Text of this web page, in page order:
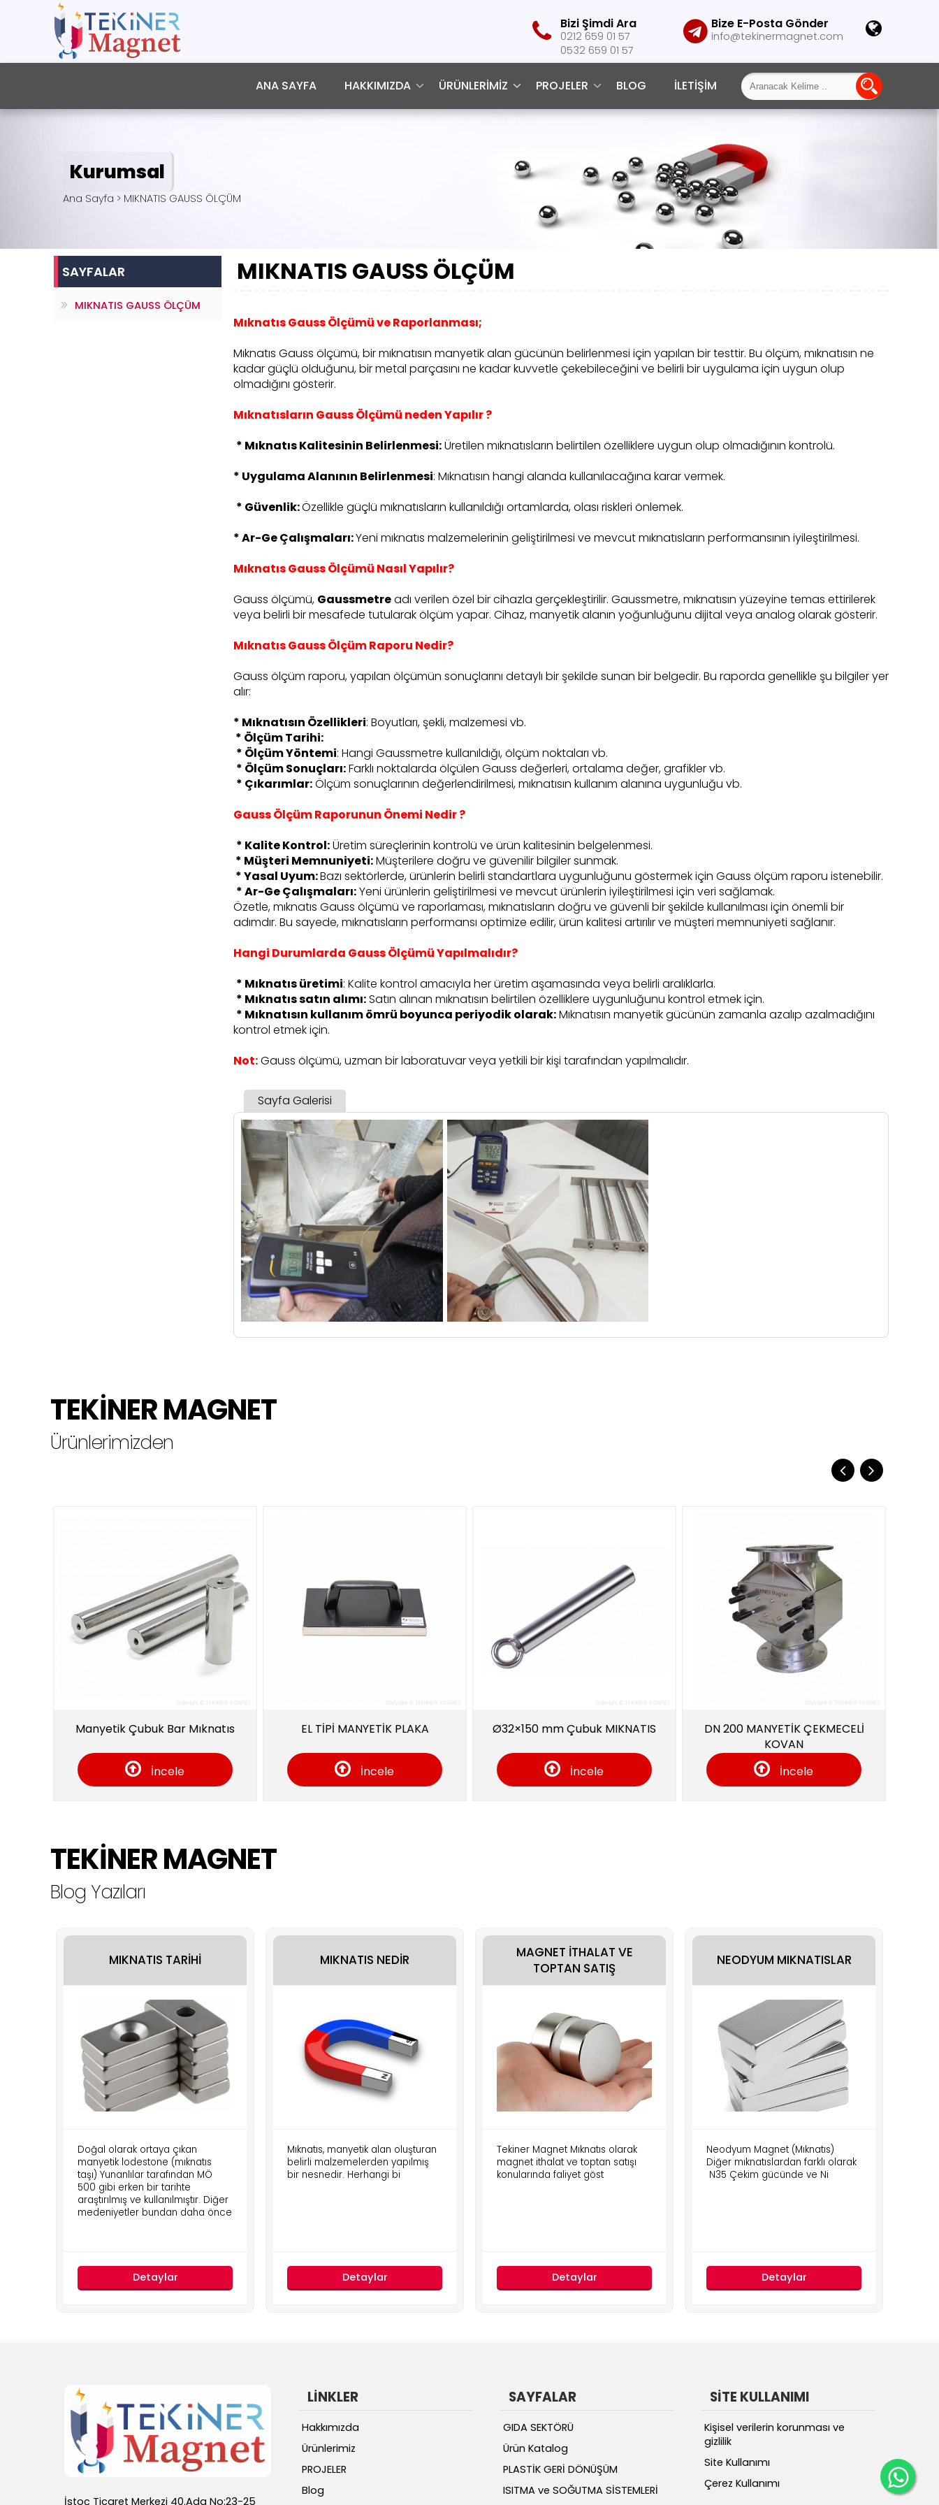
Bize E-Posta Gönder
info@tekinermagnet.com
Bizi Şimdi Ara
‎0212 659 01 57
0532 659 01 57
ANA SAYFA HAKKIMIZDA ÜRÜNLERIMIZ PROJELER BLOG İLETIŞIM
Kurumsal
Ana Sayfa > MIKNATIS GAUSS ÖLÇÜM
MIKNATIS GAUSS ÖLÇÜM
Mıknatıs Gauss Ölçümü ve Raporlanması;
Mıknatıs Gauss ölçümü, bir mıknatısın manyetik alan gücünün belirlenmesi için yapılan bir testtir. Bu ölçüm, mıknatısın ne
kadar güçlü olduğunu, bir metal parçasını ne kadar kuvvetle çekebileceğini ve belirli bir uygulama için uygun olup
olmadığını gösterir.
Mıknatısların Gauss Ölçümü neden Yapılır ?
* Mıknatıs Kalitesinin Belirlenmesi:Üretilen mıknatısların belirtilen özelliklere uygun olup olmadığının kontrolü.
* Uygulama Alanının Belirlenmesi: Mıknatısın hangi alanda kullanılacağına karar vermek.
* Güvenlik:Özellikle güçlü mıknatısların kullanıldığı ortamlarda, olası riskleri önlemek.
* Ar-Ge Çalışmaları:Yeni mıknatıs malzemelerinin geliştirilmesi ve mevcut mıknatısların performansının iyileştirilmesi.
Mıknatıs Gauss Ölçümü Nasıl Yapılır?
Gauss ölçümü, Gaussmetreadı verilen özel bir cihazla gerçekleştirilir. Gaussmetre, mıknatısın yüzeyine temas ettirilerek
veya belirli bir mesafede tutularak ölçüm yapar. Cihaz, manyetik alanın yoğunluğunu dijital veya analog olarak gösterir.
Mıknatıs Gauss Ölçüm Raporu Nedir?
Gauss ölçüm raporu, yapılan ölçümün sonuçlarını detaylı bir şekilde sunan bir belgedir. Bu raporda genellikle şu bilgiler yer
alır:
* Mıknatısın Özellikleri: Boyutları, şekli, malzemesi vb.
* Ölçüm Tarihi:
* Ölçüm Yöntemi: Hangi Gaussmetre kullanıldığı, ölçüm noktaları vb.
* Ölçüm Sonuçları:Farklı noktalarda ölçülen Gauss değerleri, ortalama değer, grafikler vb.
* Çıkarımlar:Ölçüm sonuçlarının değerlendirilmesi, mıknatısın kullanım alanına uygunluğu vb.
Gauss Ölçüm Raporunun Önemi Nedir ?
* Kalite Kontrol:Üretim süreçlerinin kontrolü ve ürün kalitesinin belgelenmesi.
* Müşteri Memnuniyeti:Müşterilere doğru ve güvenilir bilgiler sunmak.
* Yasal Uyum:Bazı sektörlerde, ürünlerin belirli standartlara uygunluğunu göstermek için Gauss ölçüm raporu istenebilir.
* Ar-Ge Çalışmaları:Yeni ürünlerin geliştirilmesi ve mevcut ürünlerin iyileştirilmesi için veri sağlamak.
Özetle, mıknatıs Gauss ölçümü ve raporlaması, mıknatısların doğru ve güvenli bir şekilde kullanılması için önemli bir
adımdır. Bu sayede, mıknatısların performansı optimize edilir, ürün kalitesi artırılır ve müşteri memnuniyeti sağlanır.
Hangi Durumlarda Gauss Ölçümü Yapılmalıdır?
* Mıknatıs üretimi: Kalite kontrol amacıyla her üretim aşamasında veya belirli aralıklarla.
* Mıknatıs satın alımı:Satın alınan mıknatısın belirtilen özelliklere uygunluğunu kontrol etmek için.
* Mıknatısın kullanım ömrü boyunca periyodik olarak:Mıknatısın manyetik gücünün zamanla azalıp azalmadığını
kontrol etmek için.
Not:Gauss ölçümü, uzman bir laboratuvar veya yetkili bir kişi tarafından yapılmalıdır.
Sayfa Galerisi
SAYFALAR
MIKNATIS GAUSS ÖLÇÜM
TEKİNER MAGNET
Ürünlerimizden
Çubuk Bar Mıknatıs EL TİPİ MANYETİK PLAKA Ø32×150 mm Çubuk MIKNATIS
DN 200 MANYETİK ÇEKMECELİ
150*100*25 Y35
TEKİNER MAGNET
Blog Yazıları
MIKNATIS TARİHİ
Doğal olarak ortaya çıkan
manyetik lodestone (mıknatıs
taşı) Yunanlılar tarafından MÖ
500 gibi erken bir tarihte
araştırılmış ve kullanılmıştır. Diğer
medeniyetler bundan daha önce
Detaylar
MIKNATIS NEDİR
Mıknatıs, manyetik alan oluşturan
belirli malzemelerden yapılmış
bir nesnedir. Herhangi bi
Detaylar
MAGNET İTHALAT VE
TOPTAN SATIŞ
Tekiner Magnet Mıknatıs olarak
magnet ithalat ve toptan satışı
konularında faliyet göst
Detaylar
NEODYUM MIKNATISLAR
Neodyum Magnet (Mıknatıs)
Diğer mıknatıslardan farklı olarak
N35 Çekim gücünde ve Ni
Detaylar
İstoç Ticaret Merkezi 40.Ada No:23-25
LİNKLER
Hakkımızda
Ürünlerimiz
PROJELER
Blog
SAYFALAR
GIDA SEKTÖRÜ
Ürün Katalog
PLASTİK GERİ DÖNÜŞÜM
ISITMA ve SOĞUTMA SİSTEMLERİ
SİTE KULLANIMI
Kişisel verilerin korunması ve
gizlilik
Site Kullanımı
Çerez Kullanımı